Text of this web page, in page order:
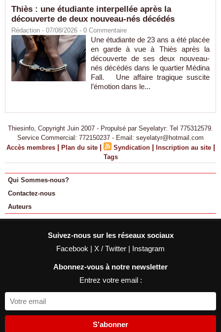
Thiès : une étudiante interpellée après la
découverte de deux nouveau-nés décédés
Rédaction - 07/08/2026 - 0 Commentaire
Une étudiante de 23 ans a été placée
en garde à vue à Thiès après la
découverte de ses deux nouveau-
nés décédés dans le quartier Médina
Fall. Une affaire tragique suscite
l’émotion dans le...
Thiesinfo, Copyright Juin 2007 - Propulsé par Seyelatyr: Tel 775312579.
Service Commercial: 772150237 - Email: seyelatyr@hotmail.com
Accès membres | Plan du site | Syndication | Inscription au site |
Tags
Qui Sommes-nous?
Contactez-nous
Auteurs
Suivez-nous sur les réseaux sociaux
Facebook | X / Twitter | Instagram
Abonnez-vous à notre newsletter
Entrez votre email :
S'abonner